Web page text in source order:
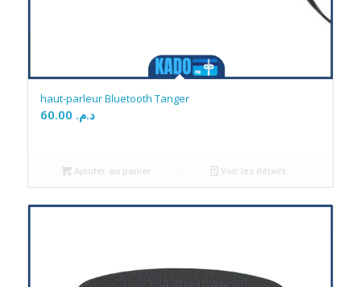
haut-parleur Bluetooth Tanger
د.م.
Ajouter au panier Voir les détails